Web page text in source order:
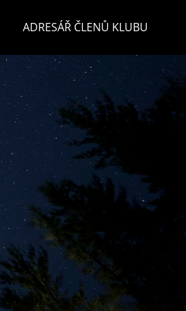
ADRESÁŘ ČLENŮ KLUBU